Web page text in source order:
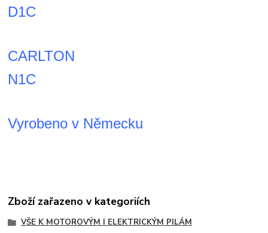
D1C
CARLTON
N1C
Vyrobeno v Německu
Zboží zařazeno v kategoriích
VŠE K MOTOROVÝM I ELEKTRICKÝM PILÁM